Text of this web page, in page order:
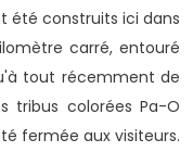
été construits ici dans
carré, entouré
tout récemment de
tribus colorées Pa-O
fermée aux visiteurs.